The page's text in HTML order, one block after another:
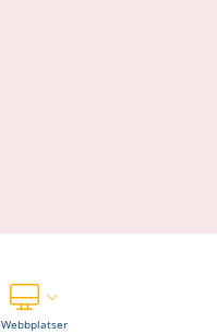
WebbplatserVisa våra andra webbplatser